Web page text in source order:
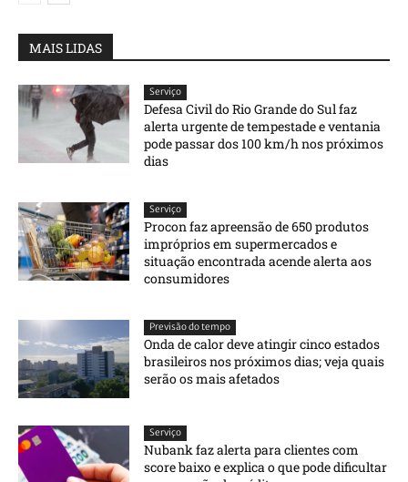
MAIS LIDAS
Serviço
Defesa Civil do Rio Grande do Sul faz
alerta urgente de tempestade e ventania
pode passar dos 100 km/h nos próximos
dias
Serviço
Procon faz apreensão de 650 produtos
impróprios em supermercados e
situação encontrada acende alerta aos
consumidores
Previsão do tempo
Onda de calor deve atingir cinco estados
brasileiros nos próximos dias; veja quais
serão os mais afetados
Serviço
Nubank faz alerta para clientes com
score baixo e explica o que pode dificultar